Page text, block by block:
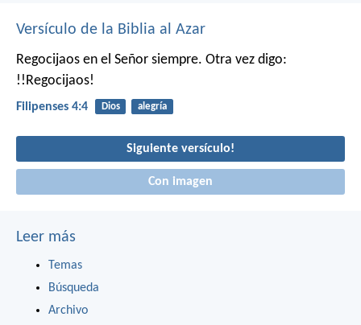
Versículo de la Biblia al Azar
Regocijaos en el Señor siempre. Otra vez digo:
!!Regocijaos!
Filipenses 4:4 Dios alegría
Siguiente versículo!
Con imagen
Leer más
Temas
Búsqueda
Archivo